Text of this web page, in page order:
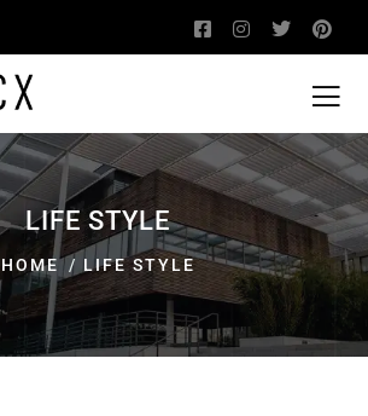
LIFE STYLE
HOME LIFE STYLE